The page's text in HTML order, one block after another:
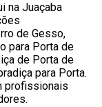
na Juaçaba
de Gesso,
para Porta de
de Porta de
para Porta.
profissionais